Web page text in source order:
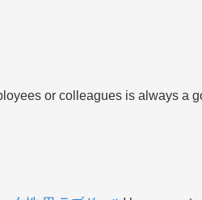
or colleagues is always a